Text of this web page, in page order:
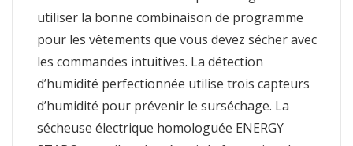
utiliser la bonne combinaison de programme
pour les vêtements que vous devez sécher avec
les commandes intuitives. La détection
d’humidité perfectionnée utilise trois capteurs
d’humidité pour prévenir le surséchage. La
sécheuse électrique homologuée ENERGY